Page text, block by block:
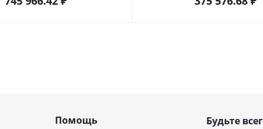
Помощь Будьте